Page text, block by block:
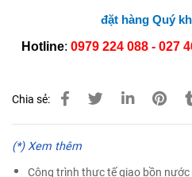
đặt hàng Quý
Hotline: 0979 224 088 - 027
Chia sẻ:
(*) Xem thêm
Công trình thực tế giao bồn